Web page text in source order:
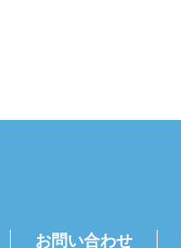
お問い合わせ